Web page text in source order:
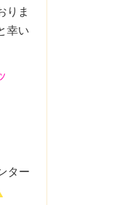
りま
幸い
ター